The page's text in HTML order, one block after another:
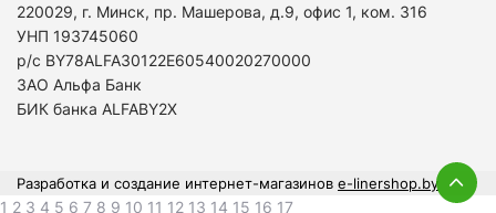
220029, г. Минск, пр. Машерова, д.9, офис 1, ком. 316
УНП 193745060
р/с BY78ALFA30122E60540020270000
ЗАО Альфа Банк
БИК банка ALFABY2X
Разработка и создание интернет-магазинов e-linershop.by
1 2 3 4 5 6 7 8 9 10 11 12 13 14 15 16 17